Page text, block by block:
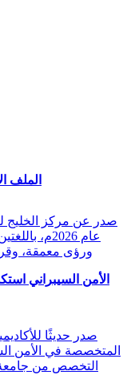
الملف
صدر عن مركز الخليج
عام 2026م،
ورؤى معمقة،
الأمن السيبراني
المتخصصة في الأمن
التخصص من جامعة